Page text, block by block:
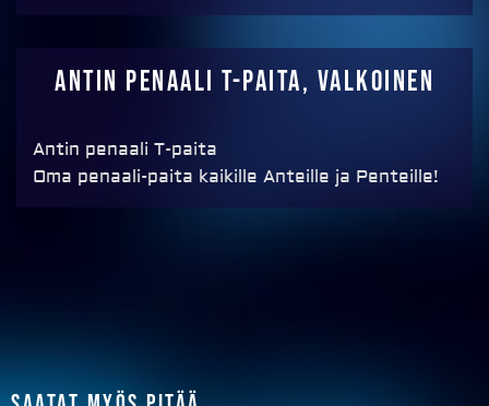
Antin penaali T-paita, valkoinen
Antin penaali T-paita
Oma penaali-paita kaikille Anteille ja Penteille!